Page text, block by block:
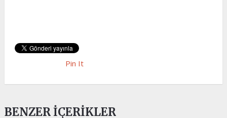
Pin It
BENZER İÇERIKLER